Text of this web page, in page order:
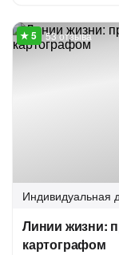
53 отзыва
Индивидуальная
Линии жизни:
картографом